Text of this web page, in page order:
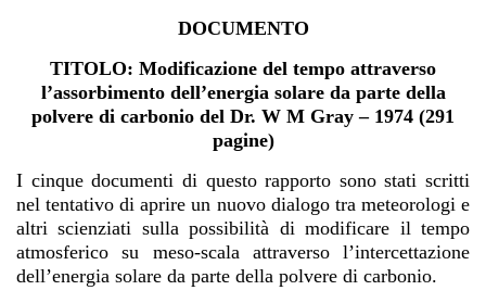
DOCUMENTO
TITOLO: Modificazione del tempo attraverso
l’assorbimento dell’energia solare da parte della
polvere di carbonio del Dr. W M Gray – 1974 (291
pagine)
I cinque documenti di questo rapporto sono stati scritti
nel tentativo di aprire un nuovo dialogo tra meteorologi e
altri scienziati sulla possibilità di modificare il tempo
atmosferico su meso-scala attraverso l’intercettazione
dell’energia solare da parte della polvere di carbonio.